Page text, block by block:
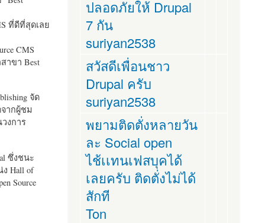
ที่ดีที่สุดเลย
CMS
าขา Best
จัด
ากผู้ชม
งการ
ซึ่งชนะ
Hall of
Source
ปลอดภัยให้ Drupal
7 กัน
suriyan2538
สวัสดีเพื่อนชาว
Drupal ครับ
suriyan2538
พยามติดตั่งหลายวัน
ละ Social open
ไช้เเทนเฟสบุคได้
เลยครับ ติดตั่งไม่ได้
สักที
Ton